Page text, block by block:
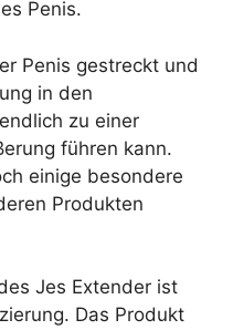
Penis.
Penis gestreckt und
in den
zu einer
führen kann.
einige besondere
Produkten
Jes Extender ist
Das Produkt